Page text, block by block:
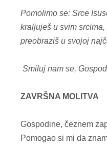
Pomolimo se: Srce
kraljuješ u svim
preobraziš u svojoj
Smiluj nam se,
ZAVRŠNA MOLITVA
Gospodine, čeznem
Pomogao si mi da